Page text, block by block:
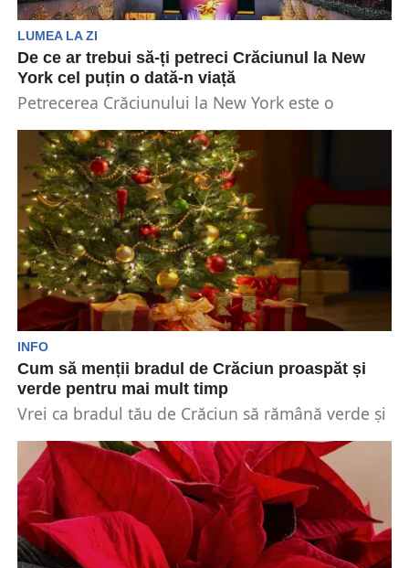
LUMEA LA ZI
De ce ar trebui să-ți petreci Crăciunul la New
York cel puțin o dată-n viață
Petrecerea Crăciunului la New York este o
iubitor de...
INFO
Cum să menții bradul de Crăciun proaspăt și
verde pentru mai mult timp
Vrei ca bradul tău de Crăciun să rămână verde și